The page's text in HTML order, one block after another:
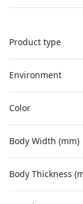
Product type
Environment
Color
Body Width (mm)
Body Thickness